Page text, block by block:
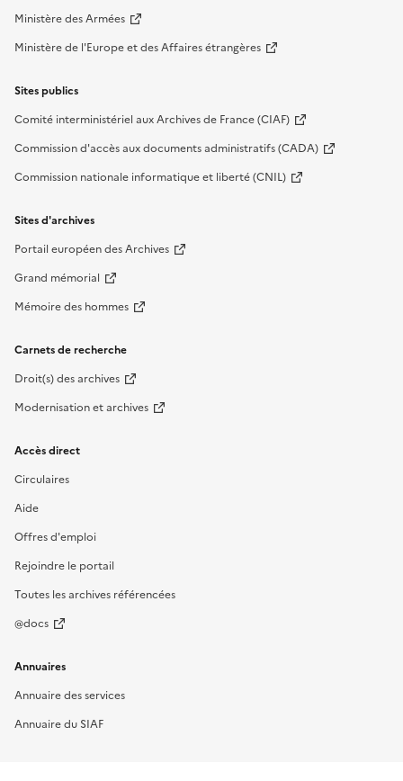
Ministère des Armées
Ministère de l'Europe et des Affaires étrangères
Sites publics
Comité interministériel aux Archives de France (CIAF)
Commission d'accès aux documents administratifs (CADA)
Commission nationale informatique et liberté (CNIL)
Sites d'archives
Portail européen des Archives
Grand mémorial
Mémoire des hommes
Carnets de recherche
Droit(s) des archives
Modernisation et archives
Accès direct
Circulaires
Aide
Offres d'emploi
Rejoindre le portail
Toutes les archives référencées
@docs
Annuaires
Annuaire des services
Annuaire du SIAF